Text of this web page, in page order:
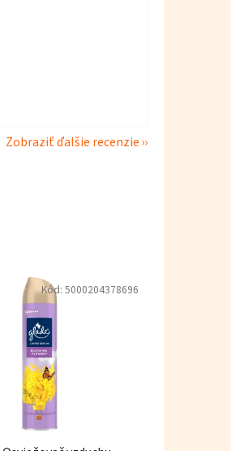
Zobraziť ďalšie recenzie
Kód: 5000204378696